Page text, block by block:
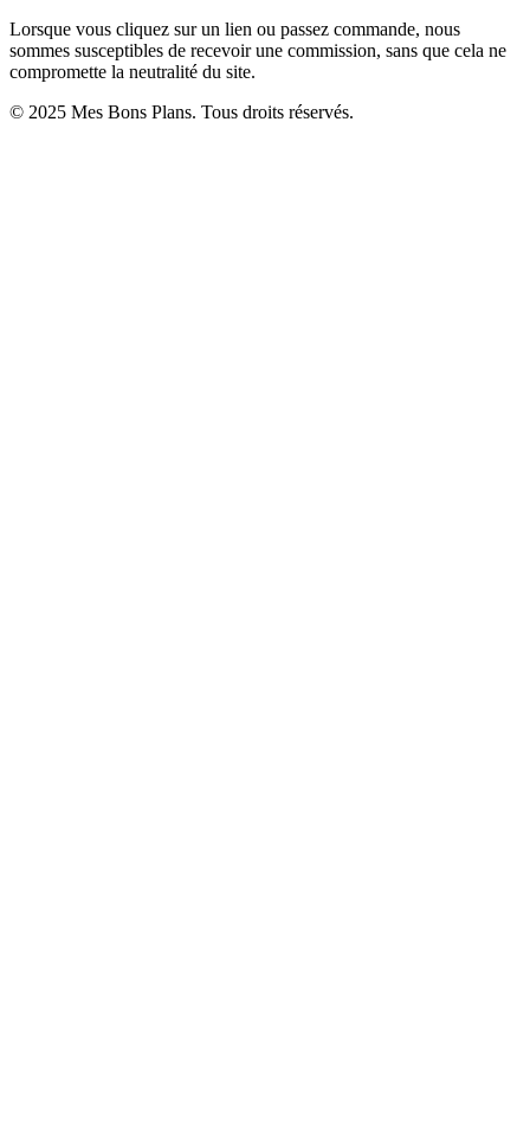
Lorsque vous cliquez sur un lien ou passez commande, nous
sommes susceptibles de recevoir une commission, sans que cela ne
compromette la neutralité du site.
© 2025 Mes Bons Plans. Tous droits réservés.